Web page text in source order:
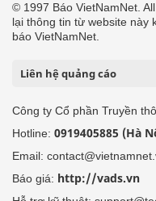
© 1997 Báo VietNamNet.
lại thông tin từ website này
báo VietNamNet.
Liên hệ quảng cáo
Công ty Cổ phần Truyền
Hotline: 0919405885 (Hà
Email:
Báo giá: http://vads.vn